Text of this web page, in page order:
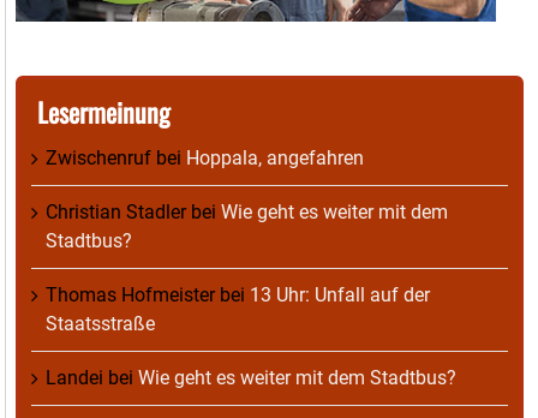
Lesermeinung
Zwischenruf bei Hoppala, angefahren
Christian Stadlerbei Wie geht es weiter mit dem
Stadtbus?
Thomas Hofmeisterbei 13 Uhr: Unfall auf der
Staatsstraße
Landei bei Wie geht es weiter mit dem Stadtbus?